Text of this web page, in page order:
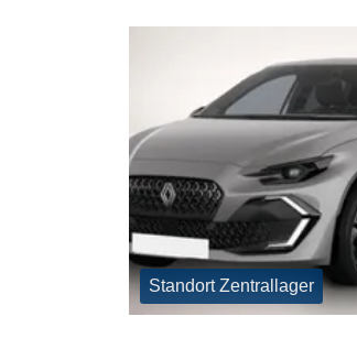
Standort Zentrallager